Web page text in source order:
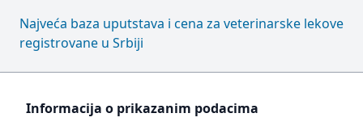
Najveća baza uputstava i cena za veterinarske lekove
registrovane u Srbiji
Informacija o prikazanim podacima